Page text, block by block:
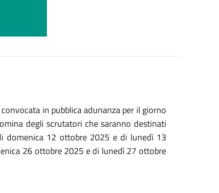
in pubblica adunanza per il giorno
degli scrutatori che saranno destinati
domenica 12 ottobre 2025 e di lunedì 13
26 ottobre 2025 e di lunedì 27 ottobre